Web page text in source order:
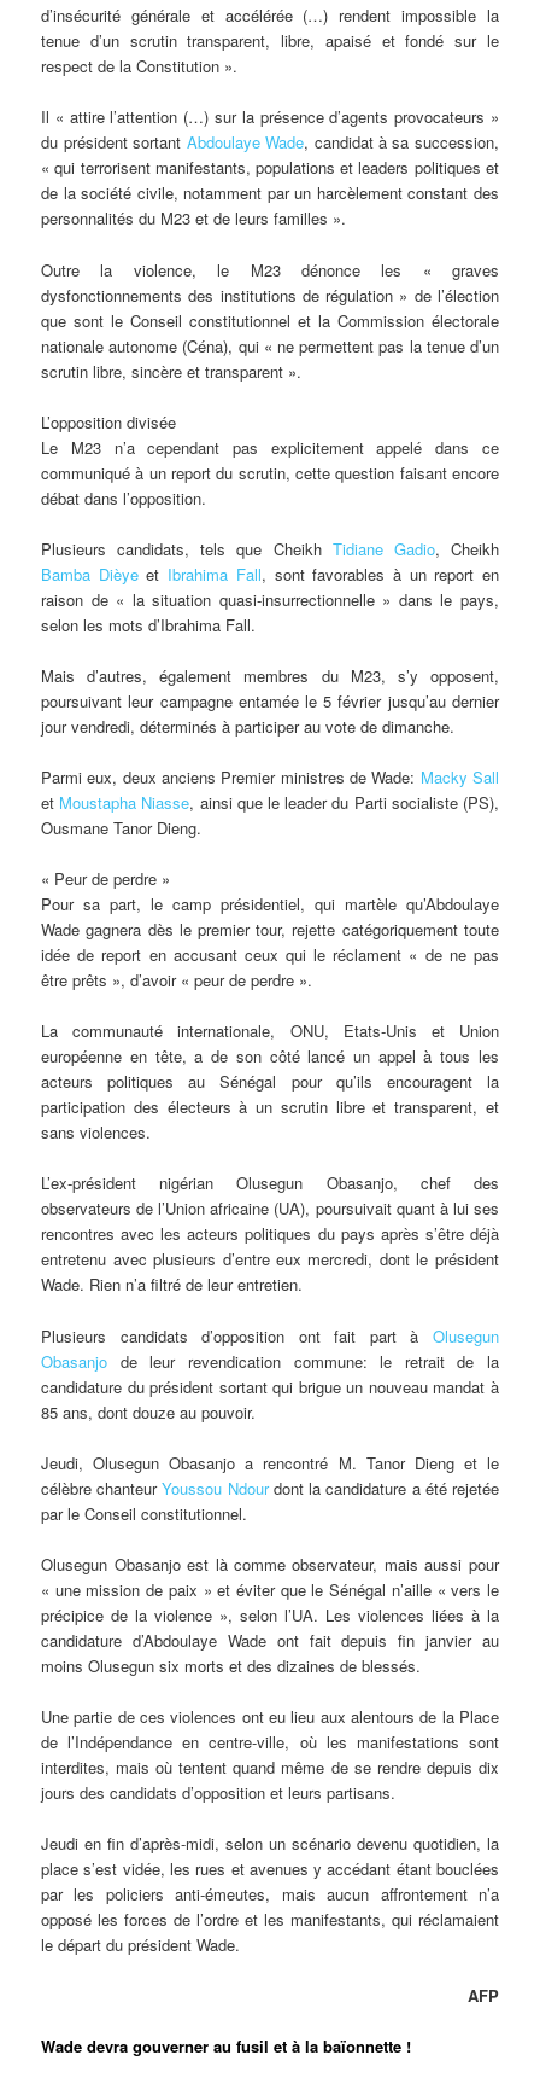
d’insécurité générale et accélérée (…) rendent impossible la
tenue d’un scrutin transparent, libre, apaisé et fondé sur le
respect de la Constitution ».
Il « attire l’attention (…) sur la présence d’agents provocateurs »
du président sortant Abdoulaye Wade, candidat à sa succession,
« qui terrorisent manifestants, populations et leaders politiques et
de la société civile, notamment par un harcèlement constant des
personnalités du M23 et de leurs familles ».
Outre la violence, le M23 dénonce les « graves
dysfonctionnements des institutions de régulation » de l’élection
que sont le Conseil constitutionnel et la Commission électorale
nationale autonome (Céna), qui « ne permettent pas la tenue d’un
scrutin libre, sincère et transparent ».
L’opposition divisée
Le M23 n’a cependant pas explicitement appelé dans ce
communiqué à un report du scrutin, cette question faisant encore
débat dans l’opposition.
Plusieurs candidats, tels que Cheikh Tidiane Gadio, Cheikh
Bamba Dièyeet Ibrahima Fall, sont favorables à un report en
raison de « la situation quasi-insurrectionnelle » dans le pays,
selon les mots d’Ibrahima Fall.
Mais d’autres, également membres du M23, s’y opposent,
poursuivant leur campagne entamée le 5 février jusqu’au dernier
jour vendredi, déterminés à participer au vote de dimanche.
Parmi eux, deux anciens Premier ministres de Wade: Macky Sall
et Moustapha Niasse, ainsi que le leader du Parti socialiste (PS),
Ousmane Tanor Dieng.
« Peur de perdre »
Pour sa part, le camp présidentiel, qui martèle qu’Abdoulaye
Wade gagnera dès le premier tour, rejette catégoriquement toute
idée de report en accusant ceux qui le réclament « de ne pas
être prêts », d’avoir « peur de perdre ».
La communauté internationale, ONU, Etats-Unis et Union
européenne en tête, a de son côté lancé un appel à tous les
acteurs politiques au Sénégal pour qu’ils encouragent la
participation des électeurs à un scrutin libre et transparent, et
sans violences.
L’ex-président nigérian Olusegun Obasanjo, chef des
observateurs de l’Union africaine (UA), poursuivait quant à lui ses
rencontres avec les acteurs politiques du pays après s’être déjà
entretenu avec plusieurs d’entre eux mercredi, dont le président
Wade. Rien n’a filtré de leur entretien.
Plusieurs candidats d’opposition ont fait part à Olusegun
Obasanjo de leur revendication commune: le retrait de la
candidature du président sortant qui brigue un nouveau mandat à
85 ans, dont douze au pouvoir.
Jeudi, Olusegun Obasanjo a rencontré M. Tanor Dieng et le
célèbre chanteurYoussou Ndourdont la candidature a été rejetée
par le Conseil constitutionnel.
Olusegun Obasanjo est là comme observateur, mais aussi pour
« une mission de paix » et éviter que le Sénégal n’aille « vers le
précipice de la violence », selon l’UA. Les violences liées à la
candidature d’Abdoulaye Wade ont fait depuis fin janvier au
moins Olusegun six morts et des dizaines de blessés.
Une partie de ces violences ont eu lieu aux alentours de la Place
de l’Indépendance en centre-ville, où les manifestations sont
interdites, mais où tentent quand même de se rendre depuis dix
jours des candidats d’opposition et leurs partisans.
Jeudi en fin d’après-midi, selon un scénario devenu quotidien, la
place s’est vidée, les rues et avenues y accédant étant bouclées
par les policiers anti-émeutes, mais aucun affrontement n’a
opposé les forces de l’ordre et les manifestants, qui réclamaient
le départ du président Wade.
AFP
Wade devra gouverner au fusil et à la baïonnette !